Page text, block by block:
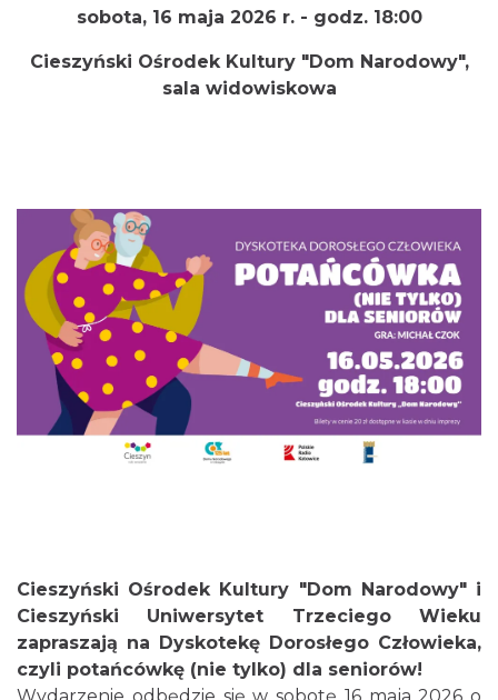
Cieszyn
2026-08-21
0.06 km
Cieszyn
2026-08-28
0.06 km
sobota, 16 maja 2026 r. - godz. 18:00
Cieszyński Ośrodek Kultury "Dom Narodowy",
sala widowiskowa
Cieszyński Ośrodek Kultury "Dom Narodowy" i
Cieszyński Uniwersytet Trzeciego Wieku
zapraszają na Dyskotekę Dorosłego Człowieka,
czyli potańcówkę (nie tylko) dla seniorów!